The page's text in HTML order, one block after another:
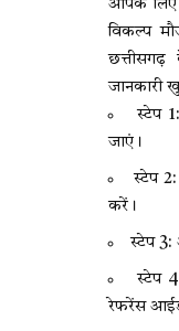
आपके लिए
विकल्प
छत्तीसगढ़
जानकारी
स्टेप
जाएं।
स्टेप
करें।
स्टेप 3:
स्टेप
रेफरेंस